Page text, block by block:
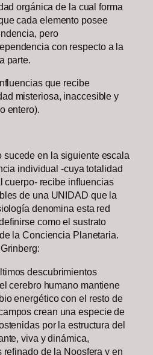
orgánica de la cual forma
cada elemento posee
pero
con respecto a la
parte.
que recibe
misteriosa, inaccesible y
entero).
sucede en la siguiente escala
individual -cuya totalidad
cuerpo- recibe influencias
de una UNIDAD que la
denomina esta red
como el sustrato
la Conciencia Planetaria.
descubrimientos
cerebro humano mantiene
energético con el resto de
crean una especie de
por la estructura del
viva y dinámica,
de la Noosfera y en